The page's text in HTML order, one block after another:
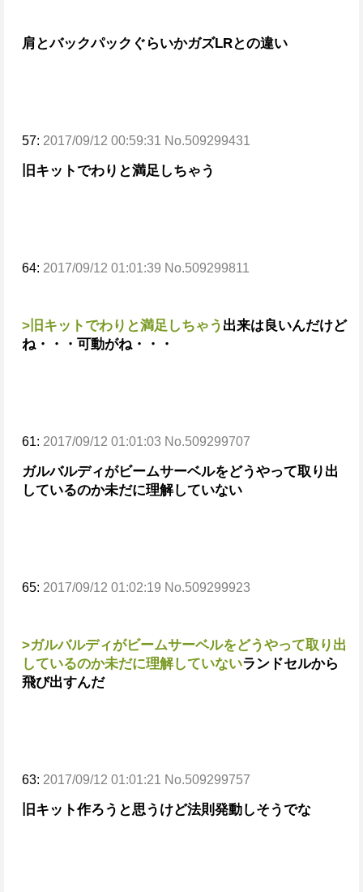
肩とバックパックぐらいかガズLRとの違い
57: 2017/09/12 00:59:31 No.509299431
旧キットでわりと満足しちゃう
64: 2017/09/12 01:01:39 No.509299811
>旧キットでわりと満足しちゃう 出来は良いんだけど
ね・・・ 可動がね・・・
61: 2017/09/12 01:01:03 No.509299707
ガルバルディがビームサーベルをどうやって取り出
しているのか未だに理解していない
65: 2017/09/12 01:02:19 No.509299923
>ガルバルディがビームサーベルをどうやって取り出
しているのか未だに理解していないランドセルから
飛び出すんだ
63: 2017/09/12 01:01:21 No.509299757
旧キット作ろうと思うけど法則発動しそうでな